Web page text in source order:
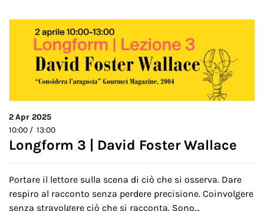
2Apr 2025
10:00 / 13:00
Longform 3 | David Foster Wallace
Portare il lettore sulla scena di ciò che si osserva. Dare
respiro al racconto senza perdere precisione. Coinvolgere
senza stravolgere ciò che si racconta. Sono...